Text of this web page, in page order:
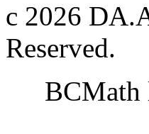
c 2026
Reserved.
BCMath